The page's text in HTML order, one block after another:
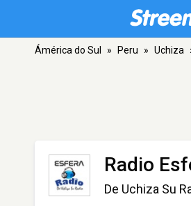
Ámérica do Sul » Peru » Uchiza
Radio
De Uchiza Su